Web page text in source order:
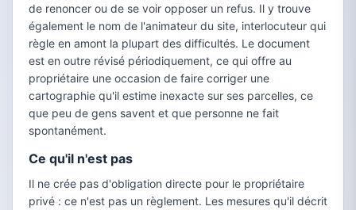
de renoncer ou de se voir opposer un refus. Il y trouve
également le nom de l'animateur du site, interlocuteur qui
règle en amont la plupart des difficultés. Le document
est en outre révisé périodiquement, ce qui offre au
propriétaire une occasion de faire corriger une
cartographie qu'il estime inexacte sur ses parcelles, ce
que peu de gens savent et que personne ne fait
spontanément.
Ce qu'il n'est pas
Il ne crée pas d'obligation directe pour le propriétaire
privé : ce n'est pas un règlement. Les mesures qu'il décrit